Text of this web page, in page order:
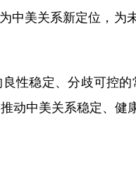
中美关系新定位，为
稳定、分歧可控的
动中美关系稳定、健